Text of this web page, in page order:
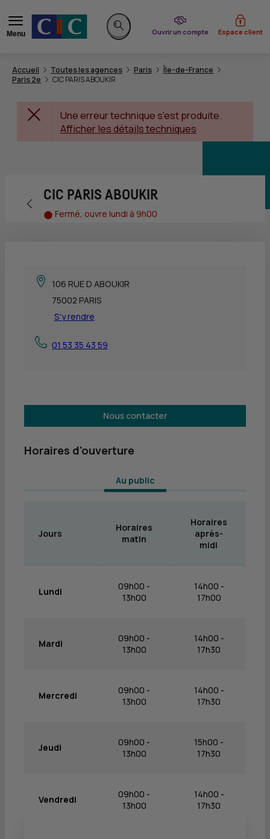
Menu
Rechercher sur le site
Ouvrir un compte
du CIC Espace client
Accueil Toutes les agences Paris
Île-de-France
Paris 2e
CIC PARIS ABOUKIR
Une erreur technique s'est produite.
Afficher les détails techniques
Retour vers la page précédente
CIC PARIS ABOUKIR
Fermé, ouvre lundi à 9h00
106 RUE D ABOUKIR
75002 PARIS
S'y rendre
01 53 35 43 59
Nous contacter
Horaires d'ouverture
Au public
Jours
Horaires
matin
Horaires
après-
midi
Lundi
09h00 -
13h00
14h00 -
17h00
Mardi
09h00 -
13h00
14h00 -
17h30
Mercredi
09h00 -
13h00
14h00 -
17h30
Jeudi
09h00 -
13h00
15h00 -
17h30
Vendredi
09h00 -
13h00
14h00 -
17h30